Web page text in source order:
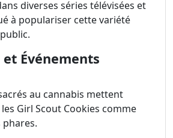
diverses séries télévisées et
à populariser cette variété
Événements
au cannabis mettent
Girl Scout Cookies comme
phares.